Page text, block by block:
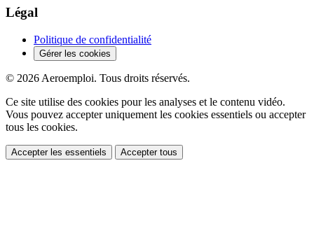
Légal
Politique de confidentialité
Gérer les cookies
© 2026 Aeroemploi. Tous droits réservés.
Ce site utilise des cookies pour les analyses et le contenu vidéo.
Vous pouvez accepter uniquement les cookies essentiels ou accepter
tous les cookies.
Accepter les essentiels Accepter tous